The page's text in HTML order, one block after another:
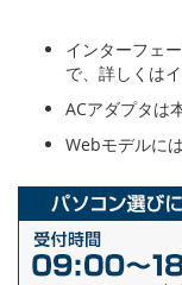
インターフェ
で、詳しくは
ACアダプタは
Webモデルに